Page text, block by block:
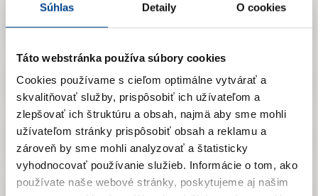
Súhlas Detaily O cookies
Táto webstránka používa súbory cookies
Cookies používame s cieľom optimálne vytvárať a
skvalitňovať služby, prispôsobiť ich užívateľom a
zlepšovať ich štruktúru a obsah, najmä aby sme mohli
užívateľom stránky prispôsobiť obsah a reklamu a
zároveň by sme mohli analyzovať a štatisticky
vyhodnocovať používanie služieb. Informácie o tom, ako
používate naše webové stránky, poskytujeme aj našim
2020
2019
2018